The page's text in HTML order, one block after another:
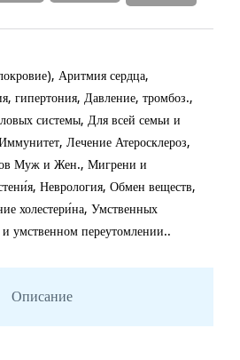
Аритмия сердца,
гипертония, Давление, тромбоз.,
системы, Для всей семьи и
Лечение Атеросклероз,
Муж и Жен., Мигрени и
Неврология, Обмен веществ,
холестери́на, Умственных
умственном переутомлении..
Описание